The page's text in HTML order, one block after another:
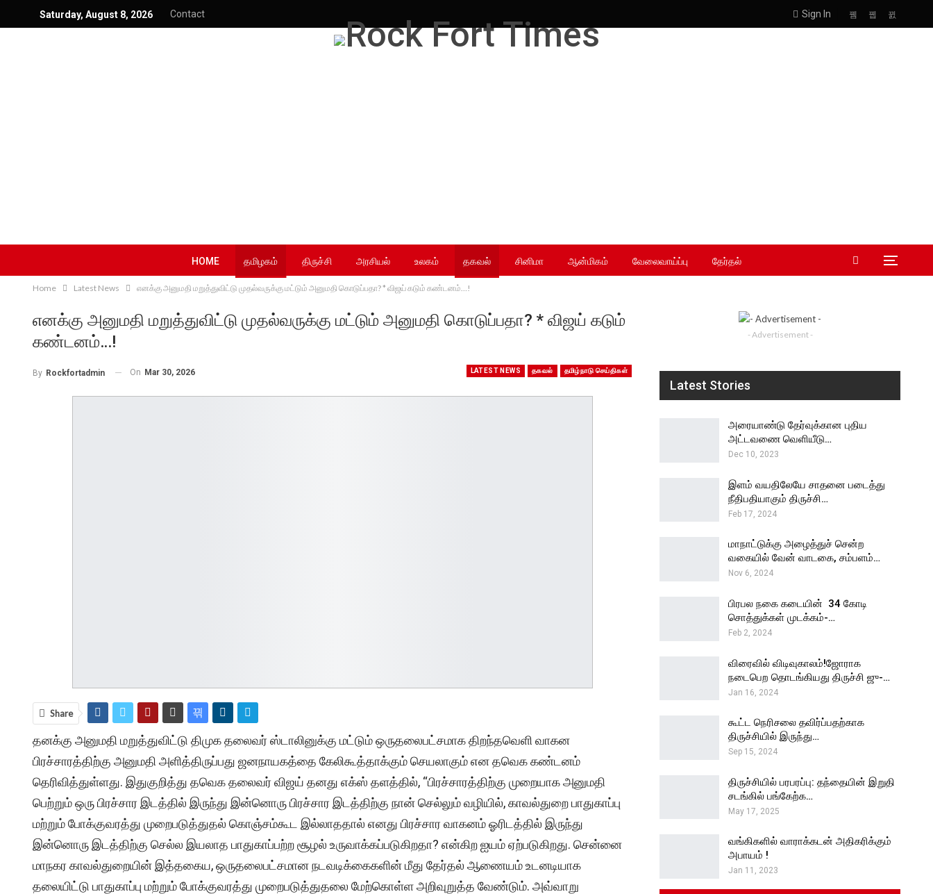
Sign In
Saturday, August 8, 2026 Contact
HOME தமிழகம் திருச்சி அரசியல் உலகம் தகவல் சினிமா ஆன்மிகம் வேலைவாய்ப்பு தேர்தல்
Home Latest News எனக்கு அனுமதி மறுத்துவிட்டு முதல்வருக்கு மட்டும் அனுமதி கொடுப்பதா? * விஜய் கடும் கண்டனம்…!
எனக்கு அனுமதி மறுத்துவிட்டு முதல்வருக்கு மட்டும் அனுமதி கொடுப்பதா? * விஜய் கடும்
கண்டனம்…!
LATEST NEWS தகவல் தமிழ்நாடு செய்திகள்
By Rockfortadmin On Mar 30, 2026
Share
தனக்கு அனுமதி மறுத்துவிட்டு திமுக தலைவர் ஸ்டாலினுக்கு மட்டும் ஒருதலைபட்சமாக திறந்தவெளி வாகன
பிரச்சாரத்திற்கு அனுமதி அளித்திருப்பது ஜனநாயகத்தை கேலிகூத்தாக்கும் செயலாகும் என தவெக கண்டனம்
தெரிவித்துள்ளது. இதுகுறித்து தவெக தலைவர் விஜய் தனது எக்ஸ் தளத்தில், “பிரச்சாரத்திற்கு முறையாக அனுமதி
பெற்றும் ஒரு பிரச்சார இடத்தில் இருந்து இன்னொரு பிரச்சார இடத்திற்கு நான் செல்லும் வழியில், காவல்துறை பாதுகாப்பு
மற்றும் போக்குவரத்து முறைபடுத்துதல் கொஞ்சம்கூட இல்லாததால் எனது பிரச்சார வாகனம் ஓரிடத்தில் இருந்து
இன்னொரு இடத்திற்கு செல்ல இயலாத பாதுகாப்பற்ற சூழல் உருவாக்கப்படுகிறதா? என்கிற ஐயம் ஏற்படுகிறது. சென்னை
மாநகர காவல்துறையின் இத்தகைய, ஒருதலைபட்சமான நடவடிக்கைகளின் மீது தேர்தல் ஆணையம் உடனடியாக
தலையிட்டு பாதுகாப்பு மற்றும் போக்குவரத்து முறைபடுத்துதலை மேற்கொள்ள அறிவுறுத்த வேண்டும். அவ்வாறு
- Advertisement -
Latest Stories
அரையாண்டு தேர்வுக்கான புதிய
அட்டவணை வெளியீடு…
Dec 10, 2023
இளம் வயதிலேயே சாதனை படைத்து
நீதிபதியாகும் திருச்சி…
Feb 17, 2024
மாநாட்டுக்கு அழைத்துச் சென்ற
வகையில் வேன் வாடகை, சம்பளம்…
Nov 6, 2024
பிரபல நகை கடையின் ₹ 34 கோடி
சொத்துக்கள் முடக்கம்-…
Feb 2, 2024
விரைவில் விடிவுகாலம்!ஜோராக
நடைபெற தொடங்கியது திருச்சி ஜு-…
Jan 16, 2024
கூட்ட நெரிசலை தவிர்ப்பதற்காக
திருச்சியில் இருந்து…
Sep 15, 2024
திருச்சியில் பரபரப்பு: தந்தையின் இறுதி
சடங்கில் பங்கேற்க…
May 17, 2025
வங்கிகளில் வாராக்கடன் அதிகரிக்கும்
அபாயம் !
Jan 11, 2023